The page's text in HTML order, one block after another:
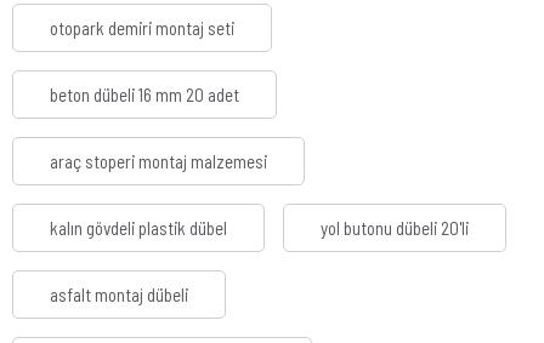
otopark demiri montaj seti
beton dübeli 16 mm 20 adet
araç stoperi montaj malzemesi
kalın gövdeli plastik dübel yol butonu dübeli 20'li
asfalt montaj dübeli